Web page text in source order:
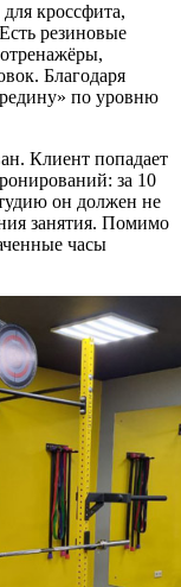
кроссфита,
резиновые
Благодаря
по уровню
Клиент попадает
за 10
он должен не
занятия. Помимо
часы